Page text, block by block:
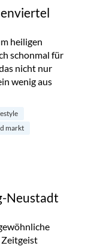
heiligen
schonmal für
nicht nur
wenig aus
markt
Neustadt
Zeitgeist